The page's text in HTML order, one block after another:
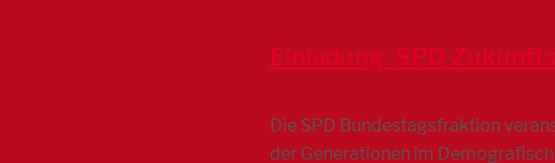
Einladung: SPD
Die SPD Bundestagsfraktion
der Generationen im